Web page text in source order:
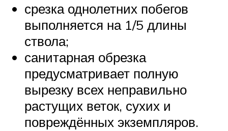
срезка однолетних побегов
выполняется на 1/5 длины
ствола;
санитарная обрезка
предусматривает полную
вырезку всех неправильно
растущих веток, сухих и
повреждённых экземпляров.